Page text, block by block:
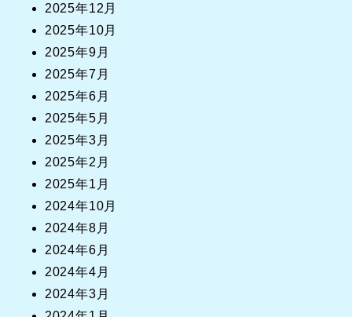
2025年12月
2025年10月
2025年9月
2025年7月
2025年6月
2025年5月
2025年3月
2025年2月
2025年1月
2024年10月
2024年8月
2024年6月
2024年4月
2024年3月